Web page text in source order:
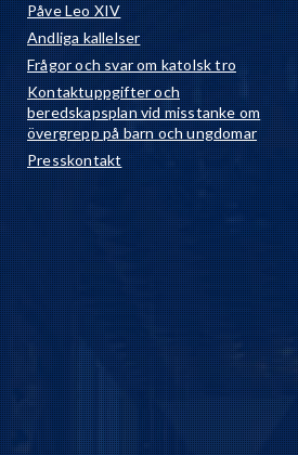
Påve Leo XIV
Andliga kallelser
Frågor och svar om katolsk tro
Kontaktuppgifter och
beredskapsplan vid misstanke om
övergrepp på barn och ungdomar
Presskontakt